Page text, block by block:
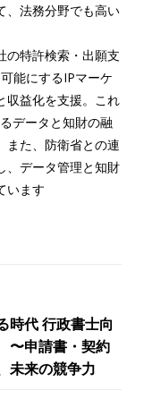
、法務分野でも高い
の特許検索・出願支
能にするIPマーケ
収益化を支援。これ
データと知財の融
また、防衛省との連
、データ管理と知財
います
時代 行政書士向
申請書・契約
未来の競争力